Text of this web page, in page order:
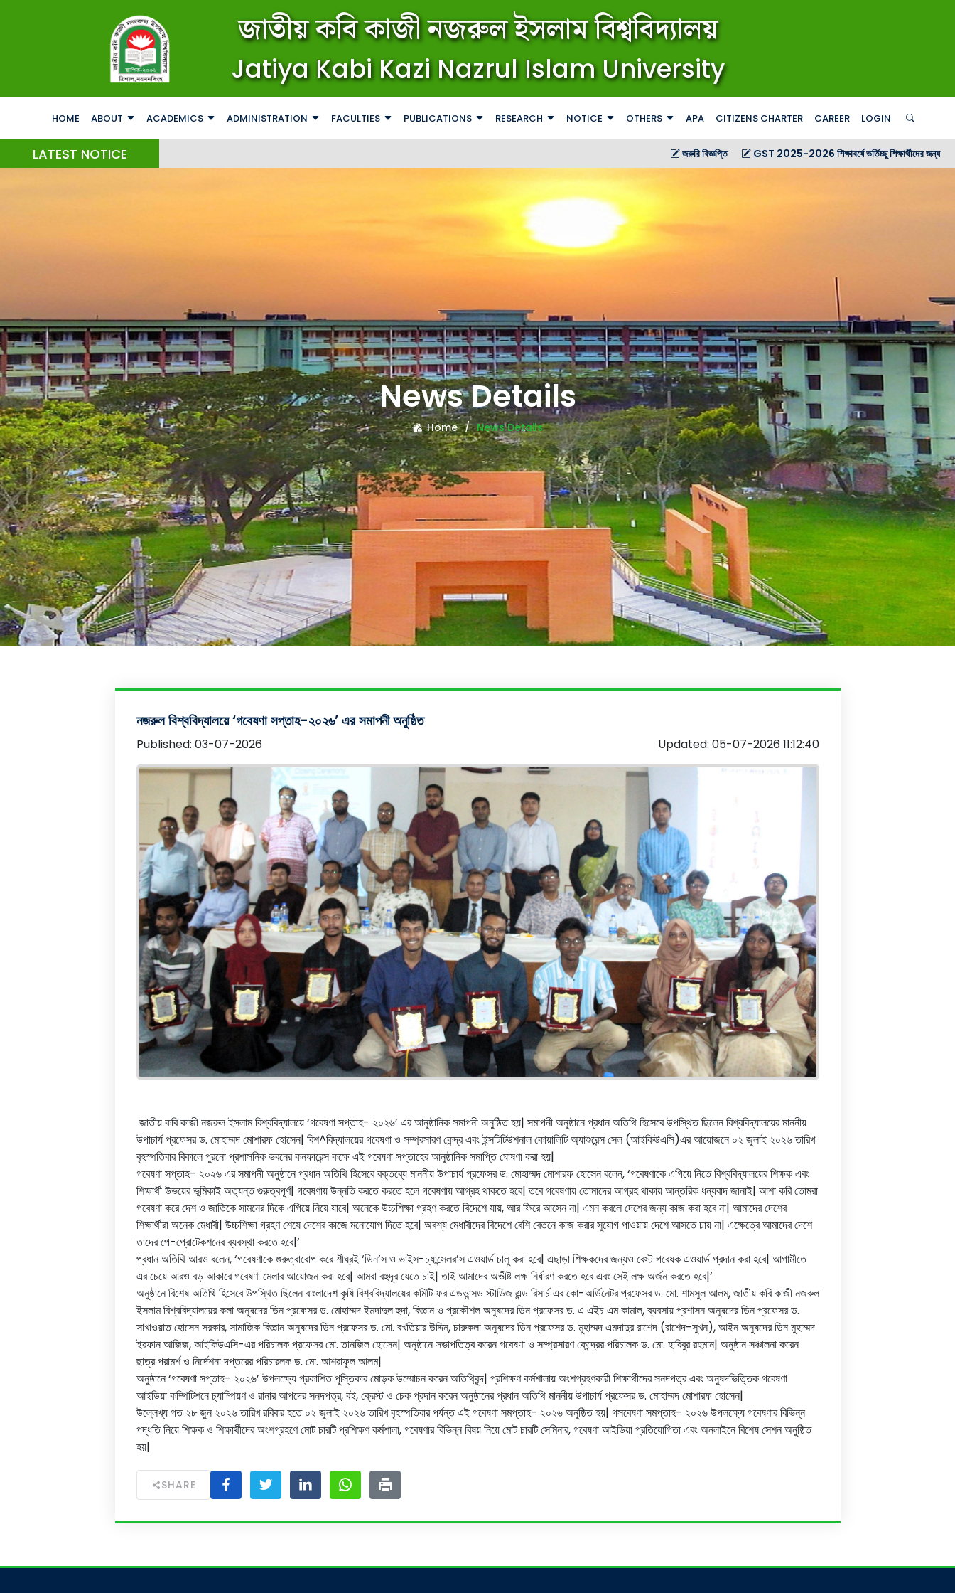
জাতীয় কবি কাজী নজরুল ইসলাম বিশ্ববিদ্যালয়
Jatiya Kabi Kazi Nazrul Islam University
HOME ABOUT ACADEMICS ADMINISTRATION FACULTIES PUBLICATIONS RESEARCH NOTICE OTHERS APA CITIZENS CHARTER CAREER LOGIN
LATEST NOTICE GST 2025-2026 শিক্ষাবর্ষে ভর্তিচ্ছু শিক্ষার্থীদের জন্য গণ বিজ্ঞপ্তি GST
News Details
Home News Details
নজরুল বিশ্ববিদ্যালয়ে ‘গবেষণা সপ্তাহ-২০২৬’ এর সমাপনী অনুষ্ঠিত
Published: 03-07-2026 Updated: 05-07-2026 11:12:40
জাতীয় কবি কাজী নজরুল ইসলাম বিশ্ববিদ্যালয়ে ‘গবেষণা সপ্তাহ- ২০২৬’ এর আনুষ্ঠানিক সমাপনী অনুষ্ঠিত হয়| সমাপনী অনুষ্ঠানে প্রধান অতিথি হিসেবে উপস্থিত ছিলেন বিশ্ববিদ্যালয়ের মাননীয়
উপাচার্য প্রফেসর ড. মোহাম্মদ মোশারফ হোসেন| বিশ^বিদ্যালয়ের গবেষণা ও সম্প্রসারণ কেন্দ্র এবং ইন্সটিটিউশনাল কোয়ালিটি অ্যাশুরেন্স সেল (আইকিউএসি)এর আয়োজনে ০২ জুলাই ২০২৬ তারিখ
বৃহস্পতিবার বিকালে পুরনো প্রশাসনিক ভবনের কনফারেন্স কক্ষে এই গবেষণা সপ্তাহের আনুষ্ঠানিক সমাপ্তি ঘোষণা করা হয়|
গবেষণা সপ্তাহ- ২০২৬ এর সমাপনী অনুষ্ঠানে প্রধান অতিথি হিসেবে বক্তব্যে মাননীয় উপাচার্য প্রফেসর ড. মোহাম্মদ মোশারফ হোসেন বলেন, ‘গবেষণাকে এগিয়ে নিতে বিশ্ববিদ্যালয়ের শিক্ষক এবং
শিক্ষার্থী উভয়ের ভূমিকাই অত্যন্ত গুরুত্বপূর্ণ| গবেষণায় উন্নতি করতে করতে হলে গবেষণায় আগ্রহ থাকতে হবে| তবে গবেষণায় তোমাদের আগ্রহ থাকায় আন্তরিক ধন্যবাদ জানাই| আশা করি তোমরা
গবেষণা করে দেশ ও জাতিকে সামনের দিকে এগিয়ে নিয়ে যাবে| অনেকে উচ্চশিক্ষা গ্রহণ করতে বিদেশে যায়, আর ফিরে আসেন না| এমন করলে দেশের জন্য কাজ করা হবে না| আমাদের দেশের
শিক্ষার্থীরা অনেক মেধাবী| উচ্চশিক্ষা গ্রহণ শেষে দেশের কাজে মনোযোগ দিতে হবে| অবশ্য মেধাবীদের বিদেশে বেশি বেতনে কাজ করার সুযোগ পাওয়ায় দেশে আসতে চায় না| এক্ষেত্রে আমাদের দেশে
তাদের পে-প্রোটেকশনের ব্যবস্থা করতে হবে|’
প্রধান অতিথি আরও বলেন, ‘গবেষণাকে গুরুত্বারোপ করে শীঘ্রই ‘ডিন’স ও ভাইস-চ্যান্সেলর’স এওয়ার্ড চালু করা হবে| এছাড়া শিক্ষকদের জন্যও বেস্ট গবেষক এওয়ার্ড প্রদান করা হবে| আগামীতে
এর চেয়ে আরও বড় আকারে গবেষণা মেলার আয়োজন করা হবে| আমরা বহুদূর যেতে চাই| তাই আমাদের অভীষ্ট লক্ষ নির্ধারণ করতে হবে এবং সেই লক্ষ অর্জন করতে হবে|’
অনুষ্ঠানে বিশেষ অতিথি হিসেবে উপস্থিত ছিলেন বাংলাদেশ কৃষি বিশ্ববিদ্যালয়ের কমিটি ফর এডভান্সড স্টাডিজ এন্ড রিসার্চ এর কো-অর্ডিনেটর প্রফেসর ড. মো. শামসুল আলম, জাতীয় কবি কাজী নজরুল
ইসলাম বিশ্ববিদ্যালয়ের কলা অনুষদের ডিন প্রফেসর ড. মোহাম্মদ ইমদাদুল হুদা, বিজ্ঞান ও প্রকৌশল অনুষদের ডিন প্রফেসর ড. এ এইচ এম কামাল, ব্যবসায় প্রশাসন অনুষদের ডিন প্রফেসর ড.
সাখাওয়াত হোসেন সরকার, সামাজিক বিজ্ঞান অনুষদের ডিন প্রফেসর ড. মো. বখতিয়ার উদ্দিন, চারুকলা অনুষদের ডিন প্রফেসর ড. মুহাম্মদ এমদাদুর রাশেদ (রাশেদ-সুখন), আইন অনুষদের ডিন মুহাম্মদ
ইরফান আজিজ, আইকিউএসি-এর পরিচালক প্রফেসর মো. তানজিল হোসেন| অনুষ্ঠানে সভাপতিত্ব করেন গবেষণা ও সম্প্রসারণ কেন্দ্রের পরিচালক ড. মো. হাবিবুর রহমান| অনুষ্ঠান সঞ্চালনা করেন
ছাত্র পরামর্শ ও নির্দেশনা দপ্তরের পরিচারলক ড. মো. আশরাফুল আলম|
অনুষ্ঠানে ‘গবেষণা সপ্তাহ- ২০২৬’ উপলক্ষ্যে প্রকাশিত পুস্তিকার মোড়ক উম্মোচন করেন অতিথিবৃন্দ| প্রশিক্ষণ কর্মশালায় অংশগ্রহণকারী শিক্ষার্থীদের সনদপত্র এবং অনুষদভিত্তিক গবেষণা
আইডিয়া কম্পিটিশনে চ্যাম্পিয়ণ ও রানার আপদের সনদপত্র, বই, ক্রেস্ট ও চেক প্রদান করেন অনুষ্ঠানের প্রধান অতিথি মাননীয় উপাচার্য প্রফেসর ড. মোহাম্মদ মোশারফ হোসেন|
উল্লেখ্য গত ২৮ জুন ২০২৬ তারিখ রবিবার হতে ০২ জুলাই ২০২৬ তারিখ বৃহস্পতিবার পর্যন্ত এই গবেষণা সমপ্তাহ- ২০২৬ অনুষ্ঠিত হয়| গসবেষণা সমপ্তাহ- ২০২৬ উপলক্ষ্যে গবেষণার বিভিন্ন
পদ্ধতি নিয়ে শিক্ষক ও শিক্ষার্থীদের অংশগ্রহণে মোট চারটি প্রশিক্ষণ কর্মশালা, গবেষণার বিভিন্ন বিষয় নিয়ে মোট চারটি সেমিনার, গবেষণা আইডিয়া প্রতিযোগিতা এবং অনলাইনে বিশেষ সেশন অনুষ্ঠিত
হয়|
SHARE